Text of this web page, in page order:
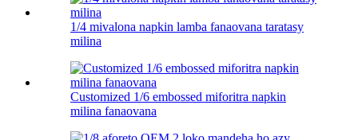
1/4 mivalona napkin lamba fanaovana taratasy
milina
Customized 1/6 embossed miforitra napkin
milina fanaovana